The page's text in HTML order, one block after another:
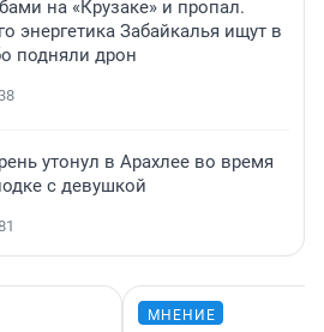
на «Крузаке» и пропал.
энергетика Забайкалья ищут в
подняли дрон
утонул в Арахлее во время
с девушкой
МНЕНИЕ